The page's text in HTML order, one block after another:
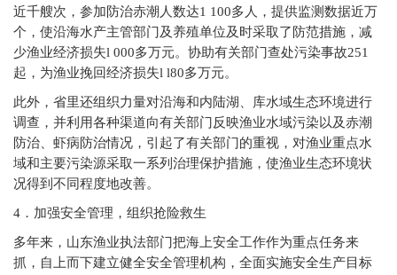
近千艘次，参加防治赤潮人数达1 100多人，提供监测数据近万
个，使沿海水产主管部门及养殖单位及时采取了防范措施，减
少渔业经济损失l 000多万元。协助有关部门查处污染事故251
起，为渔业挽回经济损失l l80多万元。
此外，省里还组织力量对沿海和内陆湖、库水域生态环境进行
调查，并利用各种渠道向有关部门反映渔业水域污染以及赤潮
防治、虾病防治情况，引起了有关部门的重视，对渔业重点水
域和主要污染源采取一系列治理保护措施，使渔业生态环境状
况得到不同程度地改善。
4 ．加强安全管理，组织抢险救生
多年来，山东渔业执法部门把海上安全工作作为重点任务来
抓，自上而下建立健全安全管理机构，全面实施安全生产目标